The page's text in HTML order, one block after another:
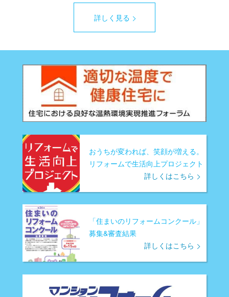
詳しく見る
おうちが変われば、笑顔が増える。
リフォームで生活向上プロジェクト
詳しくはこちら
「住まいのリフォームコンクール」
募集&審査結果
詳しくはこちら